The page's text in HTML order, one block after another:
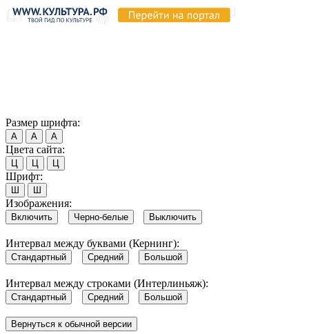
Размер шрифта:
А А А
Цвета сайта:
Ц Ц Ц
Шрифт:
Ш Ш
Изображения:
Включить Черно-белые Выключить
Интервал между буквами (Кернинг):
Стандартный Средний Большой
Интервал между строками (Интерлиньяж):
Стандартный Средний Большой
Вернуться к обычной версии